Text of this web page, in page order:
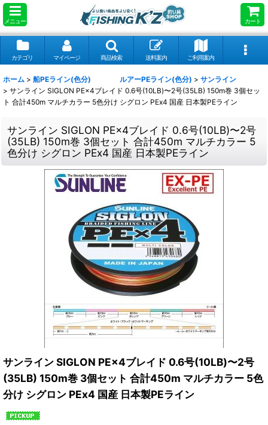
メニュー カート
カテゴリ マイページ 商品検索 送料案内 ご利用案内
ホーム > 船PEライン(色分) ルアーPEライン(色分) > サンライン
> サンライン SIGLON PE×4ブレイド 0.6号(10LB)〜2号(35LB) 150m巻 3個セッ
ト 合計450m マルチカラー 5色分け シグロン PEx4 国産 日本製PEライン
サンライン SIGLON PE×4ブレイド 0.6号(10LB)〜2号
(35LB) 150m巻 3個セット 合計450m マルチカラー 5
色分け シグロン PEx4 国産 日本製PEライン
サンライン SIGLON PE×4ブレイド 0.6号(10LB)〜2号
(35LB) 150m巻 3個セット 合計450m マルチカラー 5色
分け シグロン PEx4 国産 日本製PEライン